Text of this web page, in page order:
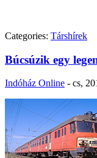
Categories: Társhírek
Búcsúzik egy
Indóház Online - cs,